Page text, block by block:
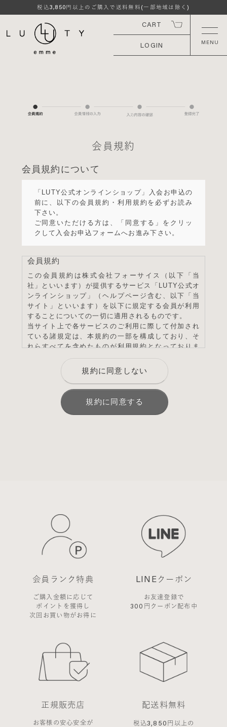
税込3,850円以上のご購入で送料無料(一部地域は除く)
CART
LOGIN
会員規約
会員規約について
「LUTY公式オンラインショップ」入会お申込の
前に、以下の会員規約・利用規約を必ずお読み
下さい。
ご同意いただける方は、「同意する」をクリッ
クして入会お申込フォームへお進み下さい。
会員規約
この会員規約は株式会社フォーサイス（以下「当
社」といいます）が提供するサービス「LUTY公式オ
ンラインショップ」（ヘルプページ含む、以下「当
サイト」といいます）を以下に規定する会員が利用
することについての一切に適用されるものです。
当サイト上で各サービスのご利用に際して付加され
ている諸規定は、本規約の一部を構成しており、そ
れらすべてを含めたものが利用規約となっておりま
スについては、当サイトのサポート範囲外となる
為、各リンク先の規約に従うものとします）
本規約の変更にご注意下さい
1. 当社は、会員の了承を得ることなく本規約を随時
変更することができるものとし、会員はこれを承諾
の会員に通知したものとみなします。
会員登録について
当サイトにおいてのご購入には会員登録が必要にな
ります。
なお会員登録は無料です。
レスおよびパスワードが必要になります。
当サイトを利用するにあたって、会員の住所、電話
番号、購入履歴などの大切な個人情報がネットサー
が求められる場合を除き、開示しないものとしま
す。
※チャートなど一個人が特定できない範囲で集計す
る場合があります。
会員登録の申し込みを当社が受けた際、架空の人物
を登録した場合や、本人以外の第三者の会員登録を
した場合、過去に会員除名処分を受けたことがある
規約に同意しない
規約に同意する
会員ランク特典
ご購入金額に応じて
ポイントを獲得し
次回お買い物がお得に
LINEクーポン
お友達登録で
300円クーポン配布中
正規販売店
お客様の安心安全が
配送料無料
税込3,850円以上の